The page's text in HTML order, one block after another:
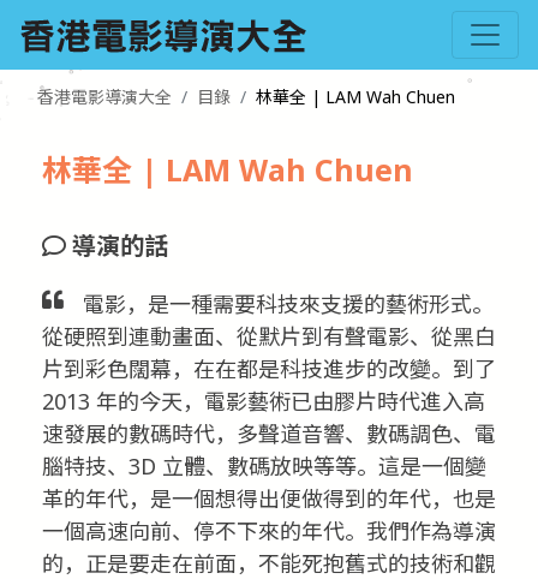
香港電影導演大全 目錄 林華全 | LAM Wah Chuen
林華全 | LAM Wah Chuen
導演的話
電影，是一種需要科技來支援的藝術形式。
從硬照到連動畫面、從默片到有聲電影、從黑白
片到彩色闊幕，在在都是科技進步的改變。到了
2013 年的今天，電影藝術已由膠片時代進入高
速發展的數碼時代，多聲道音響、數碼調色、電
腦特技、3D 立體、數碼放映等等。這是一個變
革的年代，是一個想得出便做得到的年代，也是
一個高速向前、停不下來的年代。我們作為導演
的，正是要走在前面，不能死抱舊式的技術和觀